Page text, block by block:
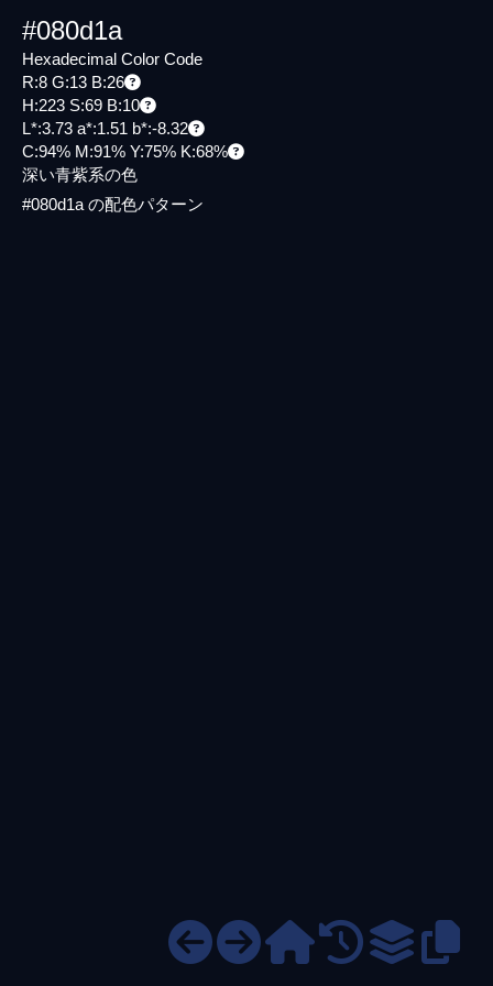
#080d1a
Hexadecimal Color Code
R:8 G:13 B:26
H:223 S:69 B:10
L*:3.73 a*:1.51 b*:-8.32
C:94% M:91% Y:75% K:68%
深い青紫系の色
#080d1a の配色パターン